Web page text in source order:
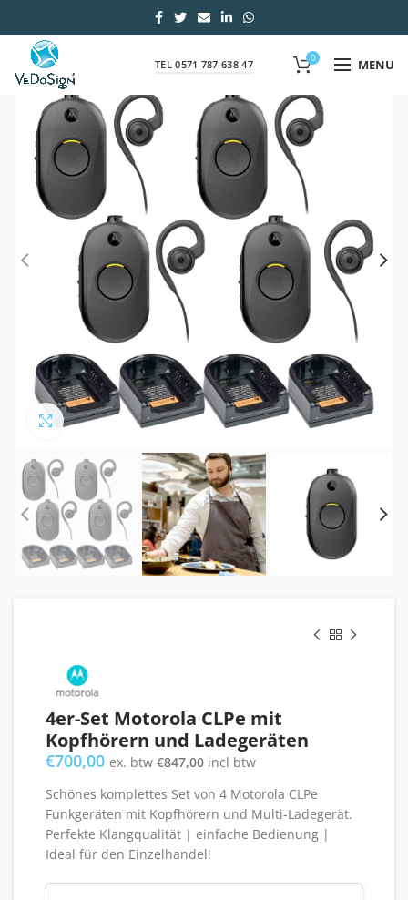
TEL 0571 787 638 47
0 MENU
Click to enlarge
4er-Set Motorola CLPe mit
Kopfhörern und Ladegeräten
€700,00 ex. btw €847,00 incl btw
Schönes komplettes Set von 4 Motorola CLPe
Funkgeräten mit Kopfhörern und Multi-Ladegerät.
Perfekte Klangqualität | einfache Bedienung |
Ideal für den Einzelhandel!